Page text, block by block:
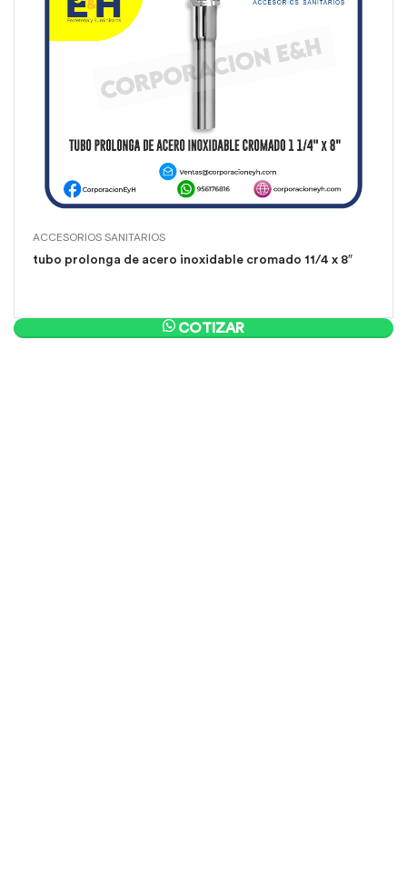
ACCESORIOS SANITARIOS
tubo prolonga de acero inoxidable cromado 11/4 x 8″
COTIZAR